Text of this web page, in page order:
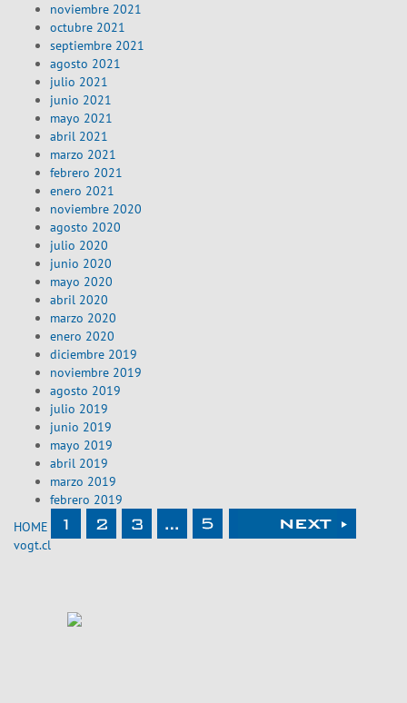
noviembre 2021
octubre 2021
septiembre 2021
agosto 2021
julio 2021
junio 2021
mayo 2021
abril 2021
marzo 2021
febrero 2021
enero 2021
noviembre 2020
agosto 2020
julio 2020
junio 2020
mayo 2020
abril 2020
marzo 2020
enero 2020
diciembre 2019
noviembre 2019
agosto 2019
julio 2019
junio 2019
mayo 2019
abril 2019
marzo 2019
febrero 2019
HOME
vogt.cl